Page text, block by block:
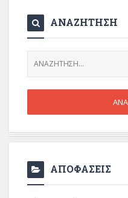
ΑΝΑΖΗΤΗΣΗ
ΑΠΟΦΑΣΕΙΣ